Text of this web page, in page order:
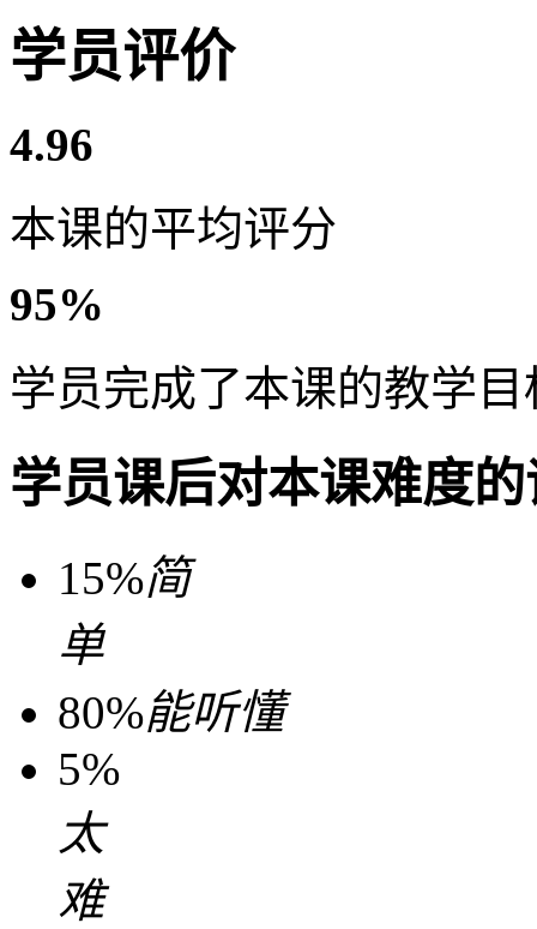
学员评价
4.96
本课的平均评分
95%
学员完成了本课的教学目
学员课后对本课难度
15%简
单
80%能听懂
5%
太
难